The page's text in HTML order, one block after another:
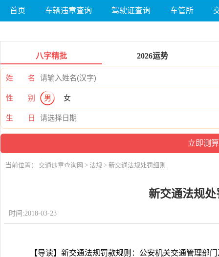
首页 车辆违章查询 驾驶证查询 车管所
八字精批 2026运势
姓 名
性 别 男 女
生 日
当前位置： 交通违章查询网 > 法规 > 新交通法规处罚细则
新交通法规处
时间:2018-03-23
【导读】新交通法规罚款规则：公安机关交通管理部